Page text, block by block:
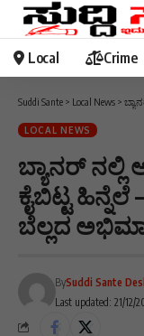
Local Crime
Suddi Sante > Local News >
LOCAL NEWS
ಬ್ಯಾನರ್
ಕೈಬಿಟ್ಟ
ಬೆಲ್ಲದ
Last updated: 21/12/
BySuddi Sante